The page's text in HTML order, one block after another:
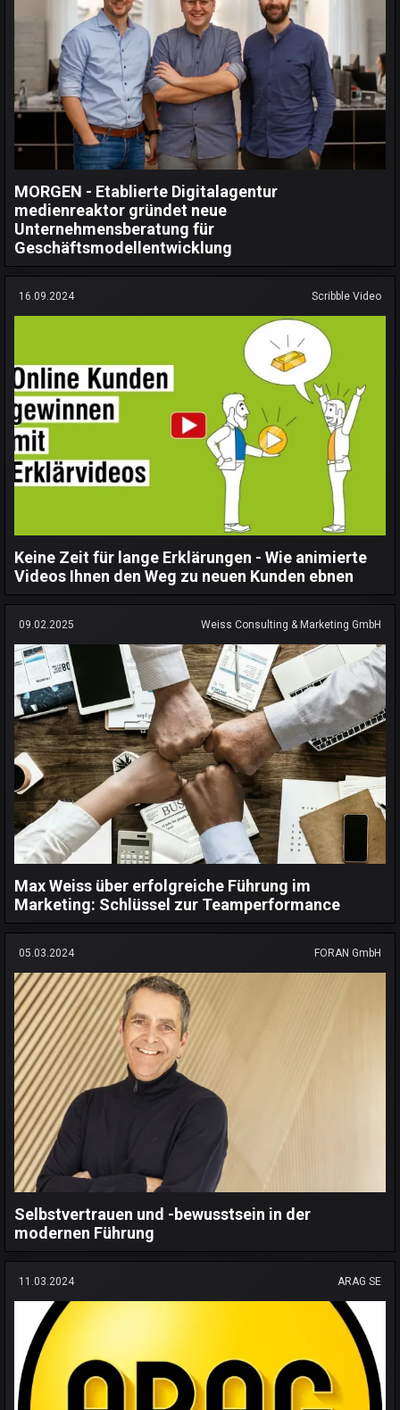
MORGEN - Etablierte Digitalagentur
medienreaktor gründet neue
Unternehmensberatung für
Geschäftsmodellentwicklung
16.09.2024 Scribble Video
Keine Zeit für lange Erklärungen - Wie animierte
Videos Ihnen den Weg zu neuen Kunden ebnen
09.02.2025 Weiss Consulting & Marketing GmbH
Max Weiss über erfolgreiche Führung im
Marketing: Schlüssel zur Teamperformance
05.03.2024 FORAN GmbH
Selbstvertrauen und -bewusstsein in der
modernen Führung
11.03.2024 ARAG SE